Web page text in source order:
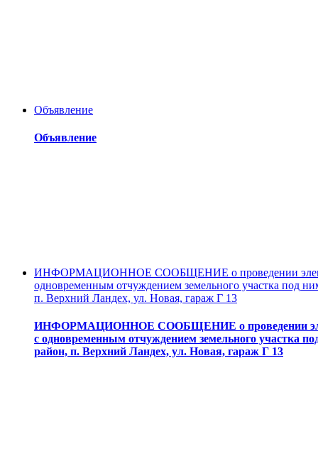
Объявление
Объявление
ИНФОРМАЦИОННОЕ СООБЩЕНИЕ о проведении
одновременным отчуждением земельного участка под
п. Верхний Ландех, ул. Новая, гараж Г 13
ИНФОРМАЦИОННОЕ СООБЩЕНИЕ о проведении
с одновременным отчуждением земельного участка
район, п. Верхний Ландех, ул. Новая, гараж Г 13